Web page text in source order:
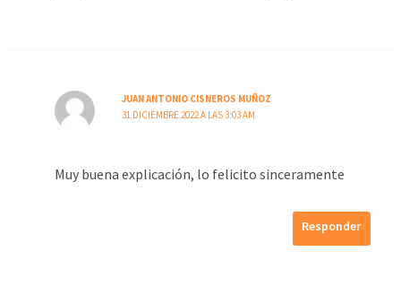
JUAN ANTONIO CISNEROS MUÑOZ
31 DICIEMBRE 2022 A LAS 3:03 AM
Muy buena explicación, lo felicito sinceramente
Responder